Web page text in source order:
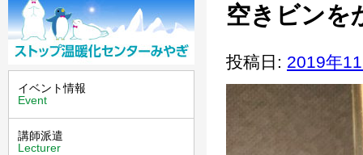
イベント情報
Event
講師派遣
Lecturer
空きビンを
投稿日: 2019年